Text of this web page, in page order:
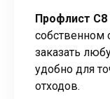
Профлист
собственном
заказать
удобно для
отходов.